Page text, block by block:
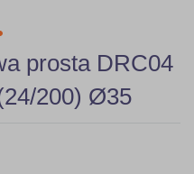
prosta DRC04
200) Ø35